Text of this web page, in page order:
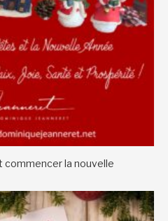
commencer la nouvelle